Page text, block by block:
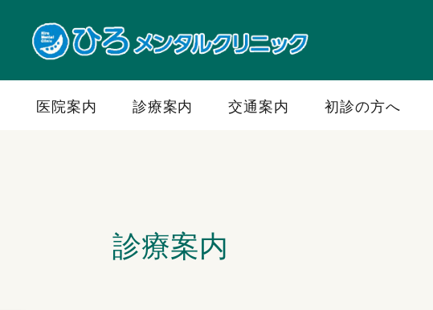
医院案内 診療案内 交通案内 初診の方へ
診療案内